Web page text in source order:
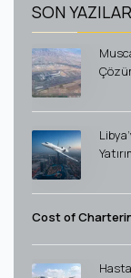
SON YAZILAR
Cost of